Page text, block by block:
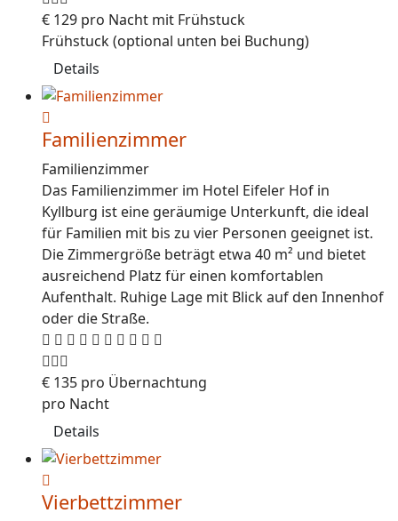
€ 129 pro Nacht mit Frühstuck
Frühstuck (optional unten bei Buchung)
Details
Familienzimmer
Familienzimmer
Das Familienzimmer im Hotel Eifeler Hof in
Kyllburg ist eine geräumige Unterkunft, die ideal
für Familien mit bis zu vier Personen geeignet ist.
Die Zimmergröße beträgt etwa 40 m² und bietet
ausreichend Platz für einen komfortablen
Aufenthalt. Ruhige Lage mit Blick auf den Innenhof
oder die Straße.
€ 135 pro Übernachtung
pro Nacht
Details
Vierbettzimmer